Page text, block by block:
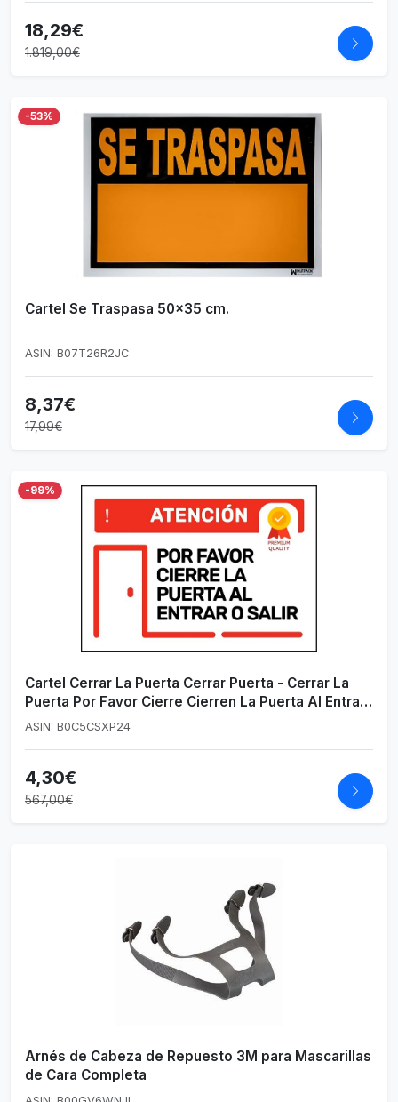
18,29€
1.819,00€
-53%
Cartel Se Traspasa 50x35 cm.
ASIN: B07T26R2JC
8,37€
17,99€
-99%
Cartel Cerrar La Puerta Cerrar Puerta - Cerrar La
Puerta Por Favor Cierre Cierren La Puerta Al Entrar
O Salir - Seguridad - Material Grueso - Adhesivo
ASIN: B0C5CSXP24
4,30€
567,00€
Arnés de Cabeza de Repuesto 3M para Mascarillas
de Cara Completa